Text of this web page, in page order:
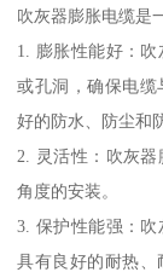
吹灰器膨胀电缆是
1. 膨胀性能好：
或孔洞，确保电缆
好的防水、防尘和
2. 灵活性：吹灰
角度的安装。
3. 保护性能强：吹
具有良好的耐热